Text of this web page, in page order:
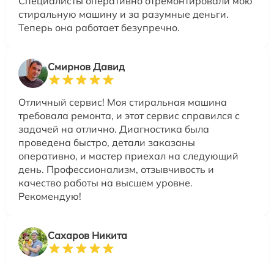
стиральную машину и за разумные деньги.
Теперь она работает безупречно.
Смирнов Давид
Отличный сервис! Моя стиральная машина
требовала ремонта, и этот сервис справился с
задачей на отлично. Диагностика была
проведена быстро, детали заказаны
оперативно, и мастер приехал на следующий
день. Профессионализм, отзывчивость и
качество работы на высшем уровне.
Рекомендую!
Сахаров Никита